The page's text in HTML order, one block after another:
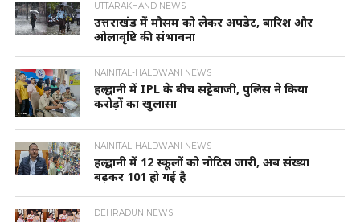
UTTARAKHAND NEWS
उत्तराखंड में मौसम को लेकर अपडेट, बारिश और
ओलावृष्टि की संभावना
NAINITAL-HALDWANI NEWS
हल्द्वानी में IPL के बीच सट्टेबाजी, पुलिस ने किया
करोड़ों का खुलासा
NAINITAL-HALDWANI NEWS
हल्द्वानी में 12 स्कूलों को नोटिस जारी, अब संख्या
बढ़कर 101 हो गई है
DEHRADUN NEWS